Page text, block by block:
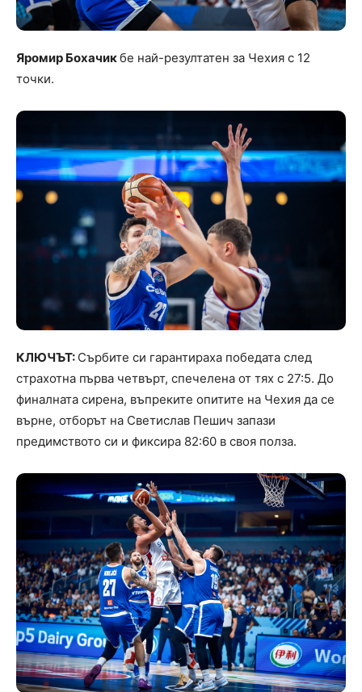
Яромир Бохачикбе най-резултатен за Чехия с 12
точки.
КЛЮЧЪТ: Сърбите си гарантираха победата след
страхотна първа четвърт, спечелена от тях с 27:5. До
финалната сирена, въпреките опитите на Чехия да се
върне, отборът на Светислав Пешич запази
предимството си и фиксира 82:60 в своя полза.